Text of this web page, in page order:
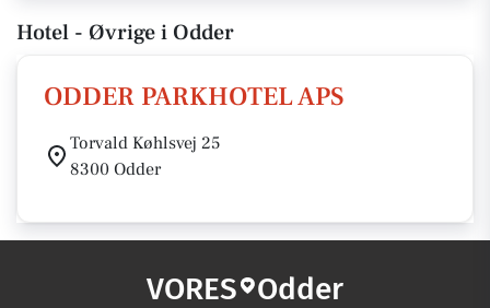
Hotel - Øvrige i Odder
ODDER PARKHOTEL APS
Torvald Køhlsvej 25
8300 Odder
VORES Odder